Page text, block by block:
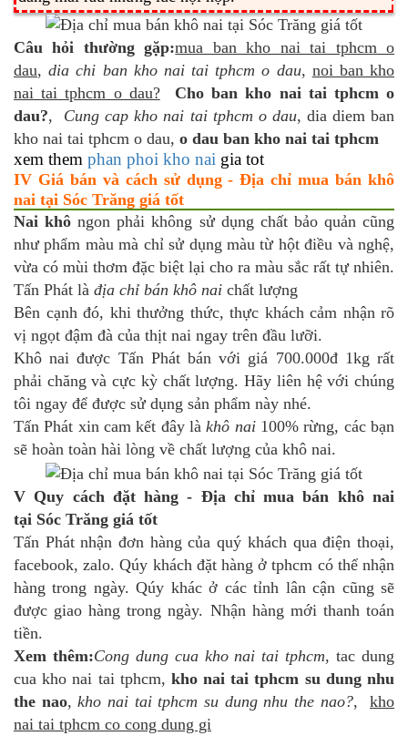
Câu hỏi thường gặp:mua ban kho nai tai tphcm o
dau,dia chi ban kho nai tai tphcm o dau, noi ban kho
nai tai tphcm o dau?
Cho ban kho nai tai tphcm o
dau?, Cung cap kho nai tai tphcm o dau, dia diem ban
kho nai tai tphcm o dau, o dau ban kho nai tai tphcm
xem them phan phoi kho nai gia tot
IV Giá bán và cách sử dụng - Địa chỉ mua bán khô
nai tại Sóc Trăng giá tốt
Nai khô ngon phải không sử dụng chất bảo quản cũng
như phẩm màu mà chỉ sử dụng màu từ hột điều và nghệ,
vừa có mùi thơm đặc biệt lại cho ra màu sắc rất tự nhiên.
Tấn Phát là địa chỉ bán khô nai chất lượng
Bên cạnh đó, khi thưởng thức, thực khách cảm nhận rõ
vị ngọt đậm đà của thịt nai ngay trên đầu lưỡi.
Khô nai được Tấn Phát bán với giá 700.000đ 1kg rất
phải chăng và cực kỳ chất lượng. Hãy liên hệ với chúng
tôi ngay để được sử dụng sản phẩm này nhé.
Tấn Phát xin cam kết đây làkhô nai100% rừng, các bạn
sẽ hoàn toàn hài lòng về chất lượng của khô nai.
V Quy cách đặt hàng - Địa chỉ mua bán khô nai
tại Sóc Trăng giá tốt
Tấn Phát nhận đơn hàng của quý khách qua điện thoại,
facebook, zalo. Qúy khách đặt hàng ở tphcm có thể nhận
hàng trong ngày. Qúy khác ở các tỉnh lân cận cũng sẽ
được giao hàng trong ngày. Nhận hàng mới thanh toán
tiền.
Xem thêm:Cong dung cua kho nai tai tphcm, tac dung
cua kho nai tai tphcm, kho nai tai tphcm su dung nhu
the nao,kho nai tai tphcm su dung nhu the nao?,kho
nai tai tphcm co cong dung gi